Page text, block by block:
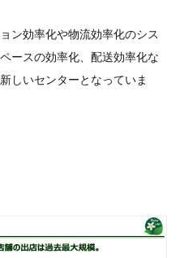
ン効率化や物流効率化のシス
ースの効率化、配送効率化な
しいセンターとなっていま